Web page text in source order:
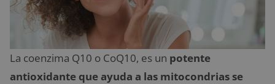
La coenzima Q10 o CoQ10, es un potente
antioxidante que ayuda a las mitocondrias se